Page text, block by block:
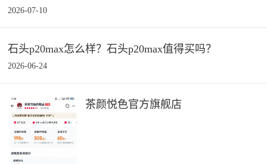
2026-07-10
石头p20max怎么样？石头p20max值得买吗？
2026-06-24
茶颜悦色官方旗舰店